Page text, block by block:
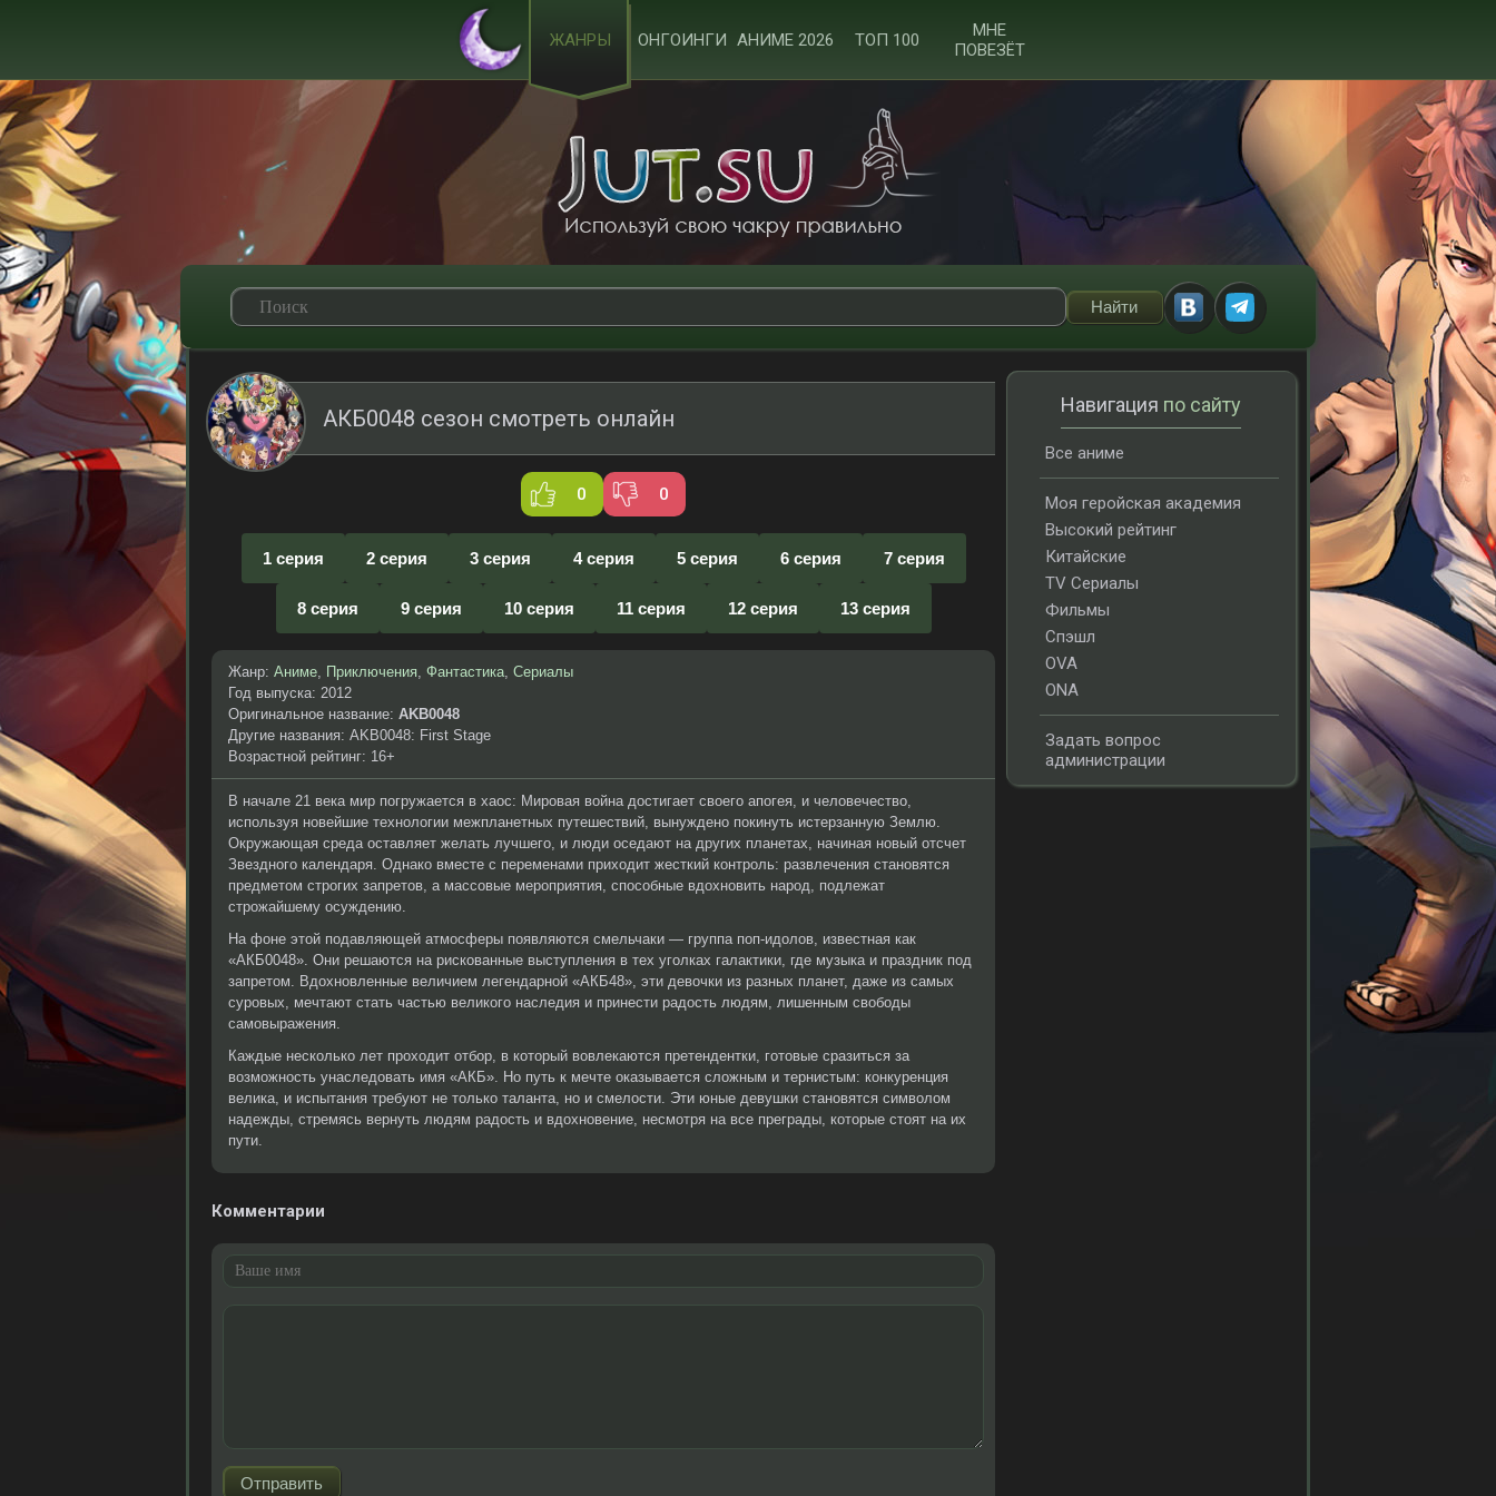
ЖАНРЫ ОНГОИНГИ АНИМЕ 2026 ТОП 100
МНЕ
ПОВЕЗЁТ
АКБ0048 сезон смотреть онлайн
0 0
1 серия 2 серия 3 серия 4 серия 5 серия 6 серия 7 серия
8 серия 9 серия 10 серия 11 серия 12 серия 13 серия
Жанр: Аниме, Приключения, Фантастика, Сериалы
Год выпуска: 2012
Оригинальное название: AKB0048
Другие названия: AKB0048: First Stage
Возрастной рейтинг: 16+
В начале 21 века мир погружается в хаос: Мировая война достигает своего апогея, и человечество,
используя новейшие технологии межпланетных путешествий, вынуждено покинуть истерзанную Землю.
Окружающая среда оставляет желать лучшего, и люди оседают на других планетах, начиная новый отсчет
Звездного календаря. Однако вместе с переменами приходит жесткий контроль: развлечения становятся
предметом строгих запретов, а массовые мероприятия, способные вдохновить народ, подлежат
строжайшему осуждению.
На фоне этой подавляющей атмосферы появляются смельчаки — группа поп-идолов, известная как
«АКБ0048». Они решаются на рискованные выступления в тех уголках галактики, где музыка и праздник под
запретом. Вдохновленные величием легендарной «АКБ48», эти девочки из разных планет, даже из самых
суровых, мечтают стать частью великого наследия и принести радость людям, лишенным свободы
самовыражения.
Каждые несколько лет проходит отбор, в который вовлекаются претендентки, готовые сразиться за
возможность унаследовать имя «АКБ». Но путь к мечте оказывается сложным и тернистым: конкуренция
велика, и испытания требуют не только таланта, но и смелости. Эти юные девушки становятся символом
надежды, стремясь вернуть людям радость и вдохновение, несмотря на все преграды, которые стоят на их
пути.
Комментарии
Навигация по сайту
Все аниме
Моя геройская академия
Высокий рейтинг
Китайские
TV Сериалы
Фильмы
Спэшл
OVA
ONA
Задать вопрос
администрации